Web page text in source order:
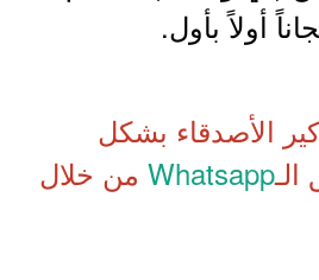
أولاً بأول.
الأصدقاء بشكل
Whatsapp من خلال